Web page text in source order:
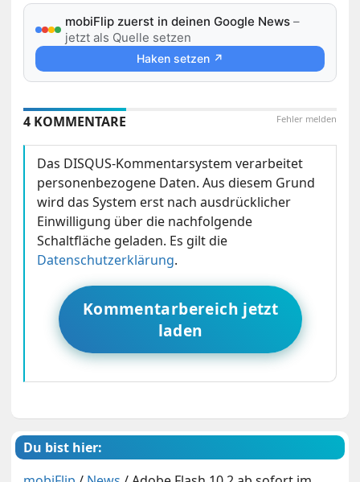
mobiFlip zuerst in deinen Google News –
jetzt als Quelle setzen
Haken setzen ↗
Fehler melden
4 KOMMENTARE
Das DISQUS-Kommentarsystem verarbeitet
personenbezogene Daten. Aus diesem Grund
wird das System erst nach ausdrücklicher
Einwilligung über die nachfolgende
Schaltfläche geladen. Es gilt die
Datenschutzerklärung.
Kommentarbereich jetzt
laden
Du bist hier: